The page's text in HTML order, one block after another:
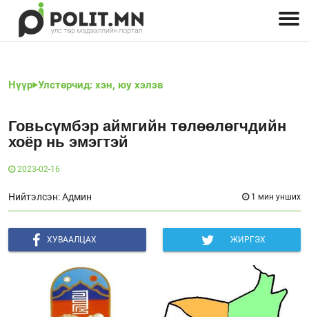
Нүүр Улстөрчид: хэн, юу хэлэв
Говьсүмбэр аймгийн төлөөлөгчдийн
хоёр нь эмэгтэй
2023-02-16
Нийтэлсэн: Админ 1 мин унших
ХУВААЛЦАХ ЖИРГЭХ